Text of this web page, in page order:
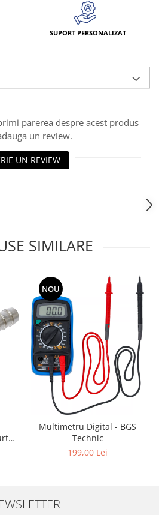
SUPORT PERSONALIZAT
parerea despre acest produs
un review.
UN REVIEW
SIMILARE
NOU
Multimetru Digital - BGS
Technic
199,00 Lei